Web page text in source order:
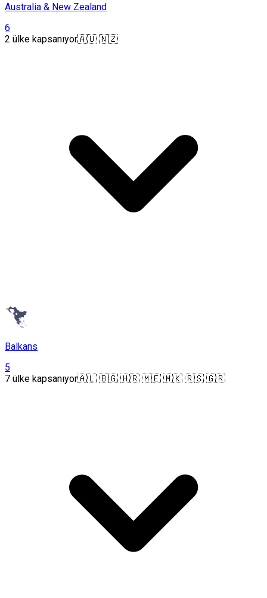
Australia & New Zealand
6
2 ülke kapsanıyor🇦🇺 🇳🇿
Balkans
5
7 ülke kapsanıyor🇦🇱 🇧🇬 🇭🇷 🇲🇪 🇲🇰 🇷🇸 🇬🇷